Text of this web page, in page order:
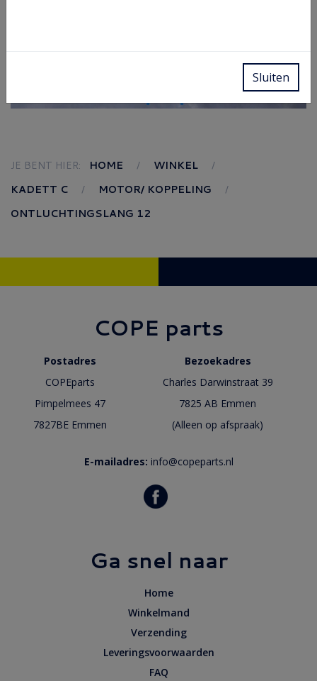
JE BENT HIER: HOME
WINKEL
KADETT C
MOTOR/ KOPPELING
ONTLUCHTINGSLANG 12
COPE parts
Postadres
Bezoekadres
COPEparts
Charles Darwinstraat 39
Pimpelmees 47
7825 AB Emmen
7827BE Emmen
(Alleen op afspraak)
E-mailadres: info@copeparts.nl
Ga snel naar
Home
Winkelmand
Verzending
Leveringsvoorwaarden
FAQ
Sluiten